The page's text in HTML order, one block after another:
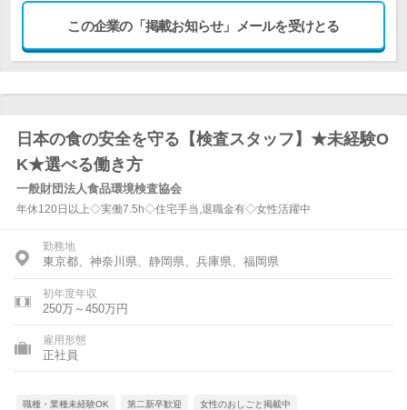
この企業の「掲載お知らせ」メールを受けとる
日本の食の安全を守る【検査スタッフ】★未経験O
K★選べる働き方
一般財団法人食品環境検査協会
年休120日以上◇実働7.5h◇住宅手当,退職金有◇女性活躍中
勤務地
東京都、神奈川県、静岡県、兵庫県、福岡県
初年度年収
250万～450万円
雇用形態
正社員
職種・業種未経験OK 第二新卒歓迎 女性のおしごと掲載中